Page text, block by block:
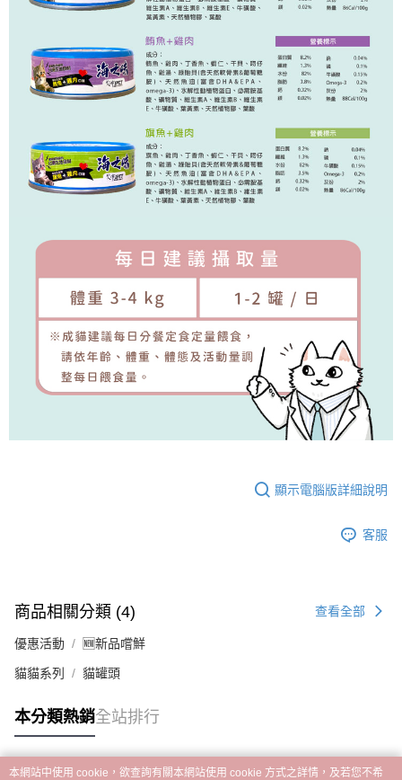
顯示電腦版詳細說明
客服
商品相關分類 (4) 查看全部
優惠活動 🆕新品嚐鮮
貓貓系列 貓罐頭
本分類熱銷全站排行
本網站中使用 cookie，欲查詢有關本網站使用 cookie 方式之詳情，及若您不希